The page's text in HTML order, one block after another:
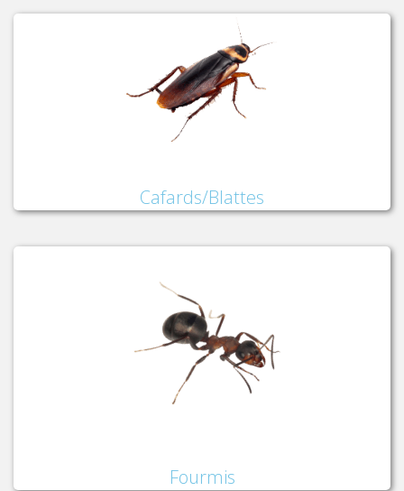
Cafards/Blattes
Fourmis